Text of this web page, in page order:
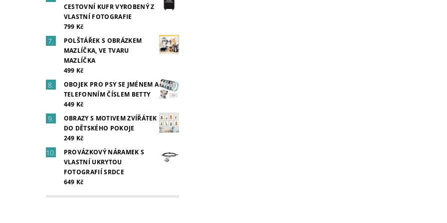
CESTOVNÍ KUFR VYROBENÝ Z
VLASTNÍ FOTOGRAFIE
799 Kč
POLŠTÁŘEK S OBRÁZKEM
MAZLÍČKA, VE TVARU
MAZLÍČKA
499 Kč
OBOJEK PRO PSY SE JMÉNEM A
TELEFONNÍM ČÍSLEM BETTY
449 Kč
OBRAZY S MOTIVEM ZVÍŘÁTEK
DO DĚTSKÉHO POKOJE
249 Kč
PROVÁZKOVÝ NÁRAMEK S
VLASTNÍ UKRYTOU
FOTOGRAFIÍ SRDCE
649 Kč